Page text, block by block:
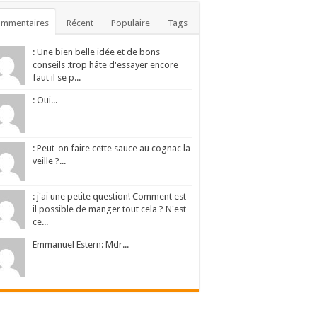
Récent Populaire Tags
: Une bien belle idée et de bons
conseils :trop hâte d'essayer encore
faut il se p...
: Oui...
: Peut-on faire cette sauce au cognac la
veille ?...
: j'ai une petite question! Comment est
il possible de manger tout cela ? N'est
ce...
Emmanuel Estern: Mdr...